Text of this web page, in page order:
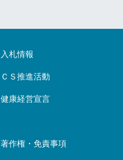
入札情報
ＣＳ推進活動
健康経営宣言
著作権・免責事項